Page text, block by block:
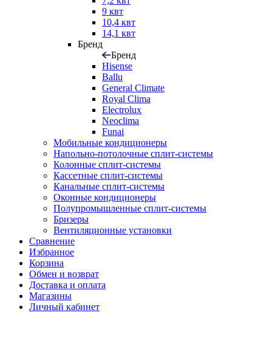
9 квт
10,4 квт
14,1 квт
Бренд
Бренд
Hisense
Ballu
General Climate
Royal Clima
Electrolux
Neoclima
Funai
Мобильные кондиционеры
Напольно-потолоч​ные ​сплит-системы
Колонные ​​сплит-системы
Кассетные сплит-системы
Канальные сплит-системы
Оконные кондиционеры
Полупромышленные сплит-системы
Бризеры
Вентиляционные установки
Сравнение
Избранное
Корзина
Обмен и возврат
Доставка и оплата
Магазины
Личный кабинет